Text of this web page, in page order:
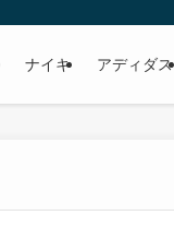
ナイキ アディダス